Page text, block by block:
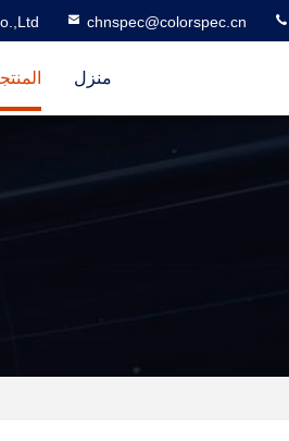
chnspec@colorspec.cn
منزل